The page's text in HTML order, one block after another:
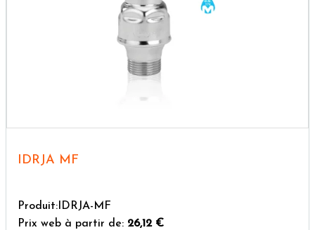
IDRJA MF
Produit:IDRJA-MF
Prix web à partir de: 26,12 €